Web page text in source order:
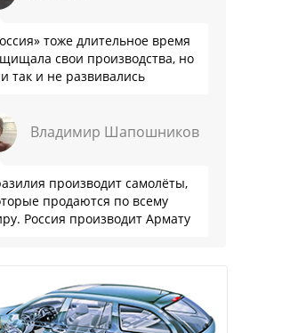
тоже длительное время
свои производства, но
так и не развивались
Владимир Шапошников
производит самолёты,
продаются по всему
Россия производит Армату